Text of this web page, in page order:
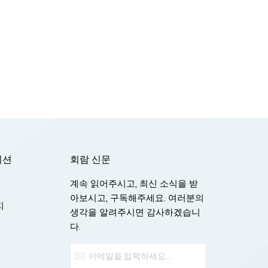
회람 신문
계속 읽어주시고, 최신 소식을 받
아보시고, 구독해주세요. 여러분의
생각을 알려주시면 감사하겠습니
다.